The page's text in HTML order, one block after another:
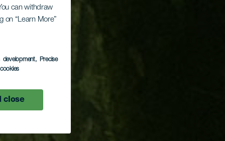
can withdraw
on “Learn More”
development, Precise
close